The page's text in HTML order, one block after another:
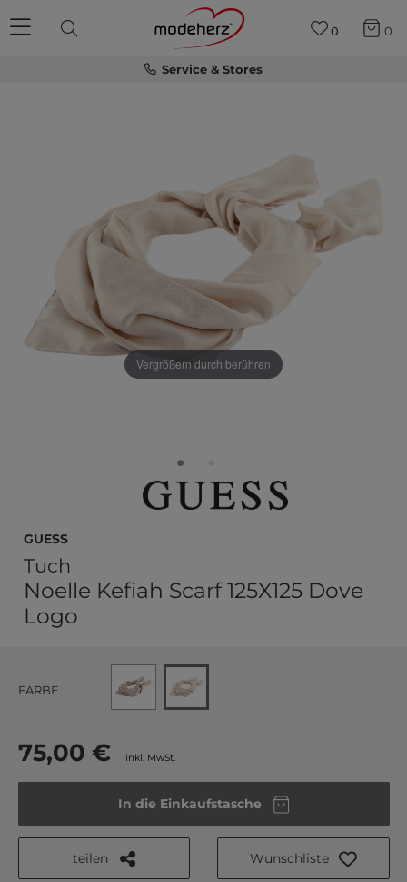
Service & Stores
0 0
Vergrößern durch berühren
GUESS
Tuch
Noelle Kefiah Scarf 125X125 Dove
Logo
FARBE
75,00 € inkl. MwSt.
In die Einkaufstasche
teilen Wunschliste